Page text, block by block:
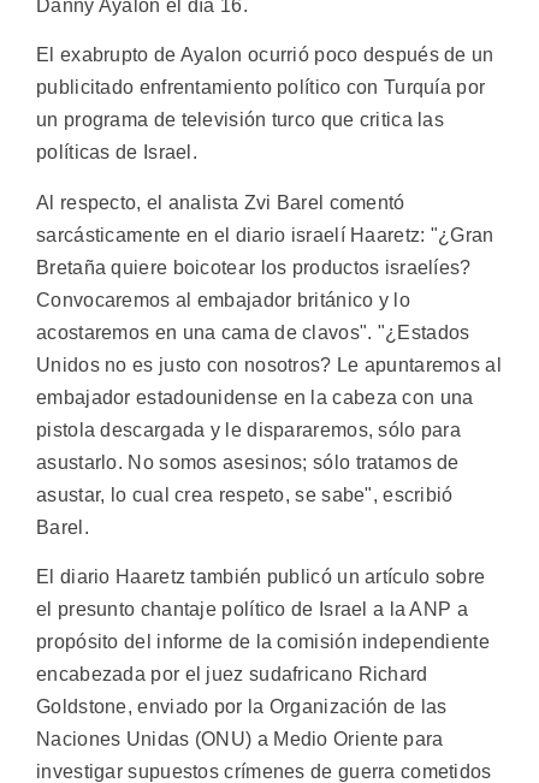
Danny Ayalon el día 16.
El exabrupto de Ayalon ocurrió poco después de un
publicitado enfrentamiento político con Turquía por
un programa de televisión turco que critica las
políticas de Israel.
Al respecto, el analista Zvi Barel comentó
sarcásticamente en el diario israelí Haaretz: "¿Gran
Bretaña quiere boicotear los productos israelíes?
Convocaremos al embajador británico y lo
acostaremos en una cama de clavos". "¿Estados
Unidos no es justo con nosotros? Le apuntaremos al
embajador estadounidense en la cabeza con una
pistola descargada y le dispararemos, sólo para
asustarlo. No somos asesinos; sólo tratamos de
asustar, lo cual crea respeto, se sabe", escribió
Barel.
El diario Haaretz también publicó un artículo sobre
el presunto chantaje político de Israel a la ANP a
propósito del informe de la comisión independiente
encabezada por el juez sudafricano Richard
Goldstone, enviado por la Organización de las
Naciones Unidas (ONU) a Medio Oriente para
investigar supuestos crímenes de guerra cometidos